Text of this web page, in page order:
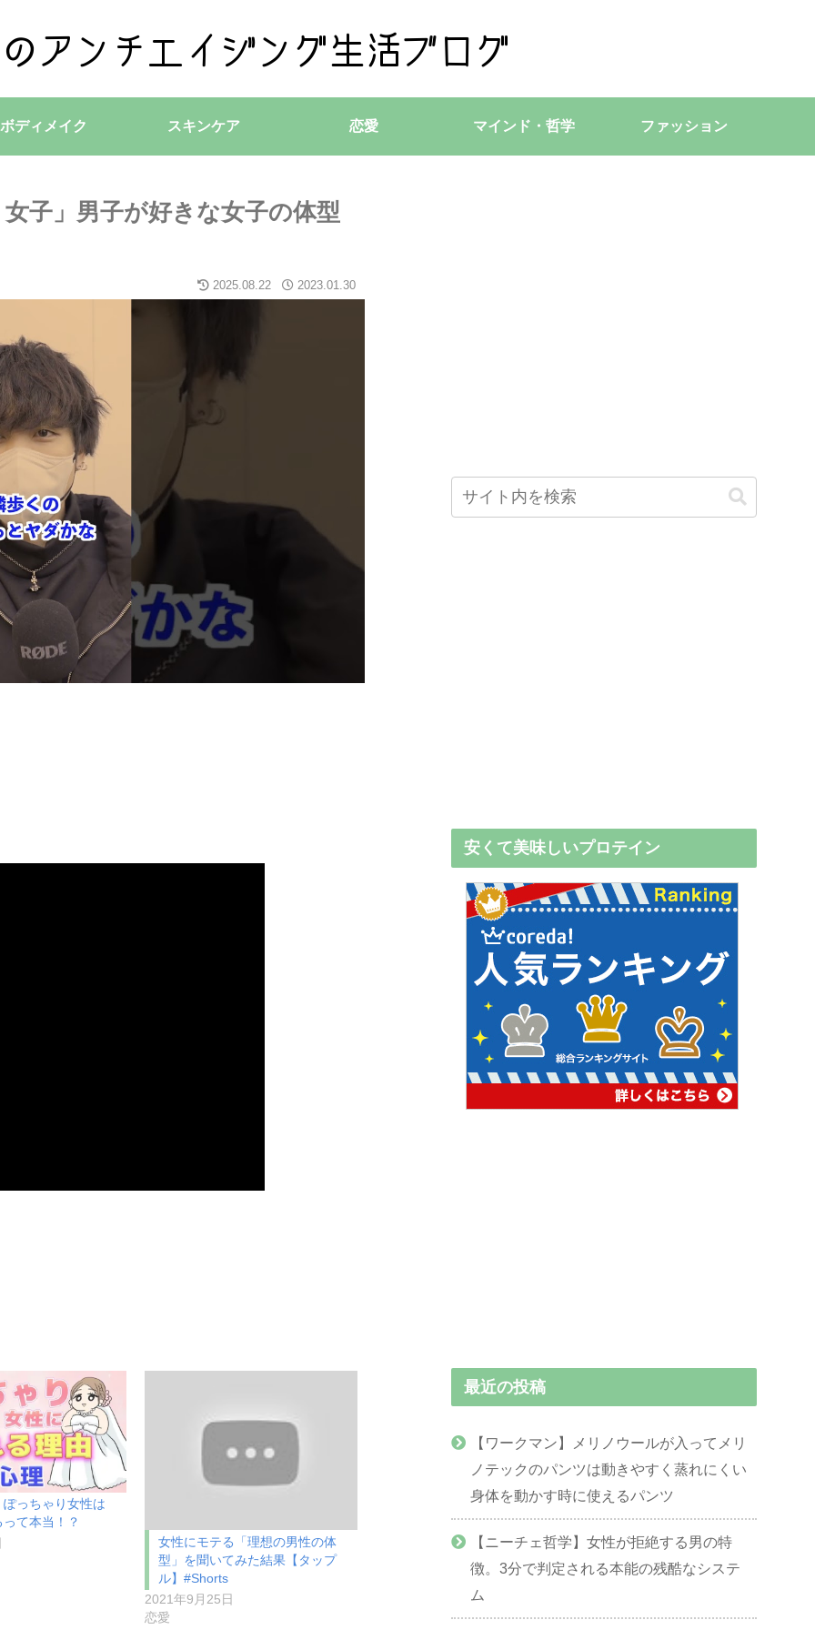
ボディメイク スキンケア 恋愛 マインド・哲学 ファッション
子」男子が好きな女子の体型
2025.08.22 2023.01.30
っちゃり女性は
て本当！？
女性にモテる「理想の男性の体
型」を聞いてみた結果【タップ
ル】#Shorts
2021年9月25日
恋愛
安くて美味しいプロテイン
最近の投稿
【ワークマン】メリノウールが入ってメリ
ノテックのパンツは動きやすく蒸れにくい
身体を動かす時に使えるパンツ
【ニーチェ哲学】女性が拒絶する男の特
徴。3分で判定される本能の残酷なシステ
ム